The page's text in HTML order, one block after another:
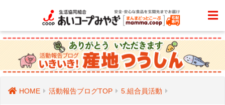
HOME 活動報告ブログTOP 5.組合員活動